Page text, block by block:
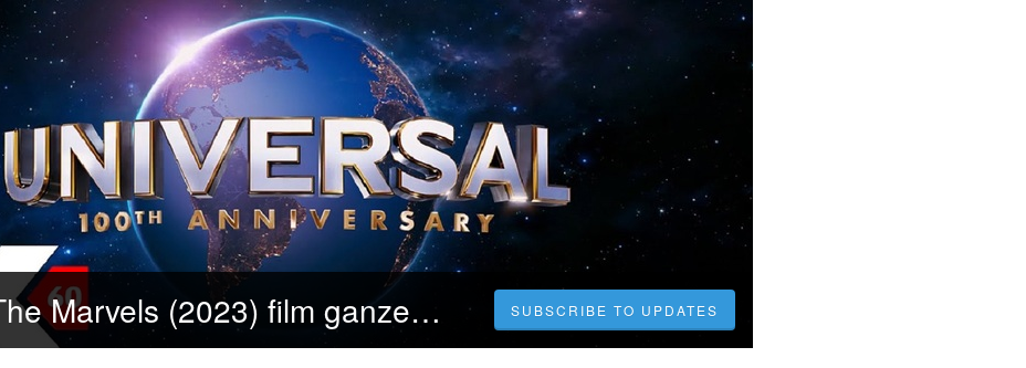
KINO-HD!! The Marvels (2023) film ganzer deutsch kostenlos anschauen HD SUBSCRIBE TO UPDATES